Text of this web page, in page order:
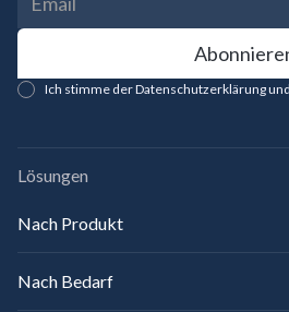
Ich stimme der Datenschutzerklärung
Lösungen
Nach Produkt
Nach Bedarf